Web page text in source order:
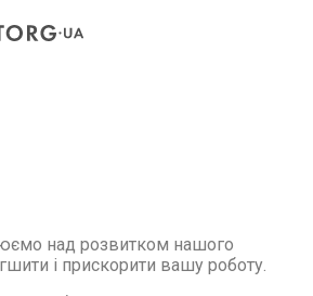
над розвитком нашого
і прискорити вашу роботу.